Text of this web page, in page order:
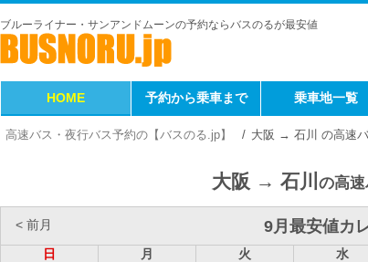
ブルーライナー・サンアンドムーンの予約ならバスのるが最安値
HOME 予約から乗車まで 乗車地一覧
高速バス・夜行バス予約の【バスのる.jp】 大阪 → 石川 の高速
大阪 → 石川 の高
< 前月 9月最安値カ
日
月 火 水